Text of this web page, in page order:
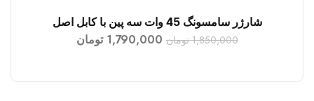
افزودن به سبد خریدشارژر سامسونگ 45 وات سه پین با کابل اصل
1,850,000 تومان 1,790,000 تومان